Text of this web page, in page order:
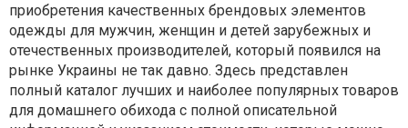
приобретения качественных брендовых элементов
одежды для мужчин, женщин и детей зарубежных и
отечественных производителей, который появился на
рынке Украины не так давно. Здесь представлен
полный каталог лучших и наиболее популярных товаров
для домашнего обихода с полной описательной